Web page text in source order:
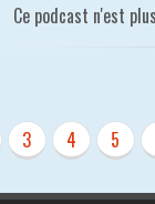
Ce podcast n'est
3 4 5